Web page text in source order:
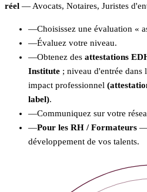
réel — Avocats, Notaires, Juristes
—Choisissez une évaluation «
—Évaluez votre niveau.
—Obtenez des attestations
Institute ; niveau d'entrée dans
impact professionnel
label).
—Communiquez sur votre
—Pour les RH / Formateurs —
développement de vos talents.